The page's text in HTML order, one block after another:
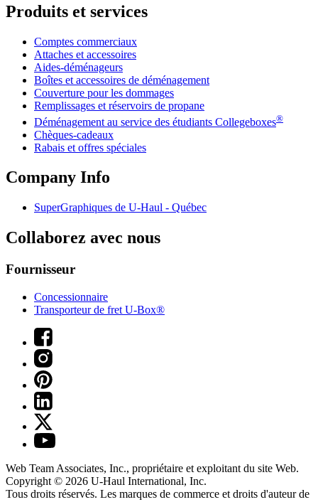
Produits et services
Comptes commerciaux
Attaches et accessoires
Aides-déménageurs
Boîtes et accessoires de déménagement
Couverture pour les dommages
Remplissages et réservoirs de propane
Déménagement au service des étudiants Collegeboxes®
Chèques-cadeaux
Rabais et offres spéciales
Company Info
SuperGraphiques de U-Haul - Québec
Collaborez avec nous
Fournisseur
Concessionnaire
Transporteur de fret U-Box®
Web Team Associates, Inc., propriétaire et exploitant du site Web.
Copyright © 2026 U-Haul International, Inc.
Tous droits réservés. Les marques de commerce et droits d'auteur de